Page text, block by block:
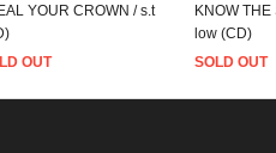
YOUR CROWN / s.t
OUT
KNOW
low (CD)
SOLD OUT